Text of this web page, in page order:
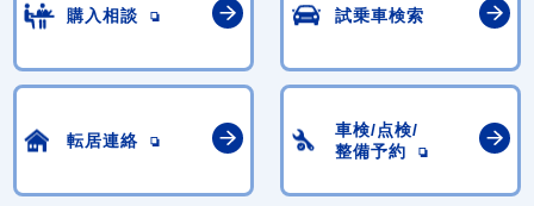
購入相談 試乗車検索
転居連絡
車検/点検/
整備予約